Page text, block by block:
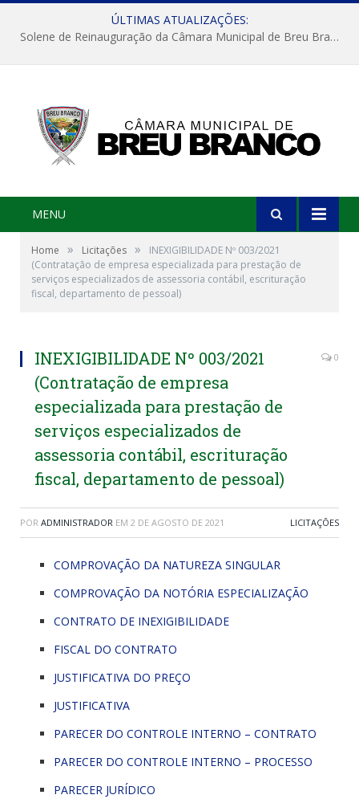
ÚLTIMAS ATUALIZAÇÕES:
Solene de Reinauguração da Câmara Municipal de Breu Branco
MENU
Home » Licitações »
INEXIGIBILIDADE Nº 003/2021
(Contratação de empresa especializada para prestação de
serviços especializados de assessoria contábil, escrituração
fiscal, departamento de pessoal)
INEXIGIBILIDADE Nº 003/2021
(Contratação de empresa
especializada para prestação de
serviços especializados de
assessoria contábil, escrituração
fiscal, departamento de pessoal)
0
POR ADMINISTRADOR EM 2 DE AGOSTO DE 2021 LICITAÇÕES
COMPROVAÇÃO DA NATUREZA SINGULAR
COMPROVAÇÃO DA NOTÓRIA ESPECIALIZAÇÃO
CONTRATO DE INEXIGIBILIDADE
FISCAL DO CONTRATO
JUSTIFICATIVA DO PREÇO
JUSTIFICATIVA
PARECER DO CONTROLE INTERNO – CONTRATO
PARECER DO CONTROLE INTERNO – PROCESSO
PARECER JURÍDICO